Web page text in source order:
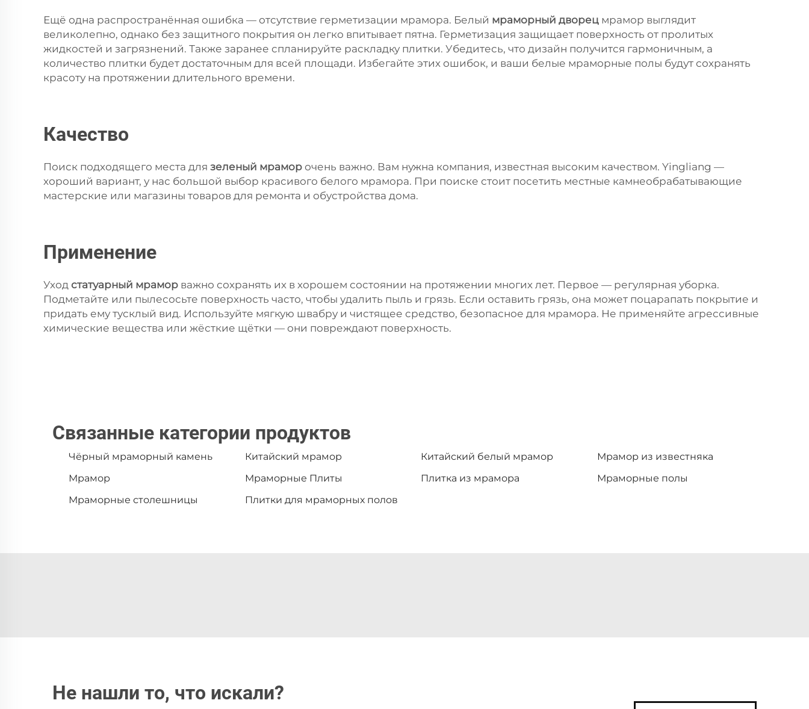
Ещё одна распространённая ошибка — отсутствие герметизации мрамора. Белый мраморный дворец мрамор выглядит
великолепно, однако без защитного покрытия он легко впитывает пятна. Герметизация защищает поверхность от пролитых
жидкостей и загрязнений. Также заранее спланируйте раскладку плитки. Убедитесь, что дизайн получится гармоничным, а
количество плитки будет достаточным для всей площади. Избегайте этих ошибок, и ваши белые мраморные полы будут сохранять
красоту на протяжении длительного времени.
Качество
Поиск подходящего места для зеленый мрамор очень важно. Вам нужна компания, известная высоким качеством. Yingliang —
хороший вариант, у нас большой выбор красивого белого мрамора. При поиске стоит посетить местные камнеобрабатывающие
мастерские или магазины товаров для ремонта и обустройства дома.
Применение
Уход статуарный мрамор важно сохранять их в хорошем состоянии на протяжении многих лет. Первое — регулярная уборка.
Подметайте или пылесосьте поверхность часто, чтобы удалить пыль и грязь. Если оставить грязь, она может поцарапать покрытие и
придать ему тусклый вид. Используйте мягкую швабру и чистящее средство, безопасное для мрамора. Не применяйте агрессивные
химические вещества или жёсткие щётки — они повреждают поверхность.
Связанные категории продуктов
Чёрный мраморный камень Китайский мрамор Китайский белый мрамор
Мрамор из известняка
Мрамор
Мраморные Плиты Плитка из мрамора
Мраморные полы
Мраморные столешницы
Плитки для мраморных полов
Не нашли то, что искали?